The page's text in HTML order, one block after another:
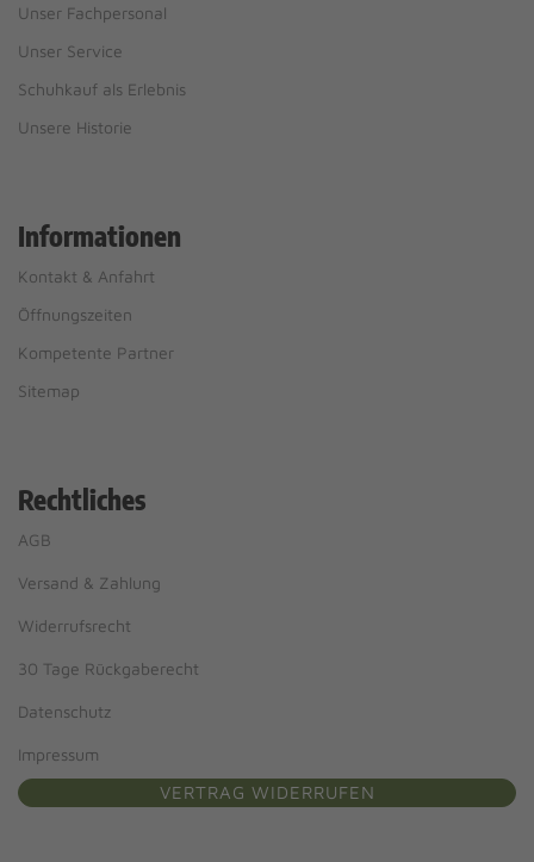
Unser Fachpersonal
Unser Service
Schuhkauf als Erlebnis
Unsere Historie
Informationen
Kontakt & Anfahrt
Öffnungszeiten
Kompetente Partner
Sitemap
Rechtliches
AGB
Versand & Zahlung
Widerrufsrecht
30 Tage Rückgaberecht
Datenschutz
Impressum
VERTRAG WIDERRUFEN